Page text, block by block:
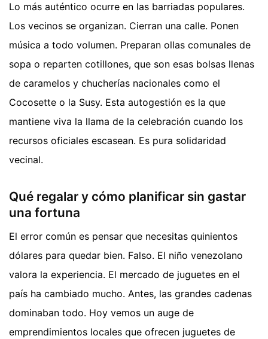
Lo más auténtico ocurre en las barriadas populares.
Los vecinos se organizan. Cierran una calle. Ponen
música a todo volumen. Preparan ollas comunales de
sopa o reparten cotillones, que son esas bolsas llenas
de caramelos y chucherías nacionales como el
Cocosette o la Susy. Esta autogestión es la que
mantiene viva la llama de la celebración cuando los
recursos oficiales escasean. Es pura solidaridad
vecinal.
Qué regalar y cómo planificar sin gastar
una fortuna
El error común es pensar que necesitas quinientos
dólares para quedar bien. Falso. El niño venezolano
valora la experiencia. El mercado de juguetes en el
país ha cambiado mucho. Antes, las grandes cadenas
dominaban todo. Hoy vemos un auge de
emprendimientos locales que ofrecen juguetes de